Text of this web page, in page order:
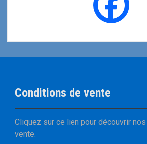
Conditions de vente
Cliquez sur ce lien pour découvrir nos
vente.